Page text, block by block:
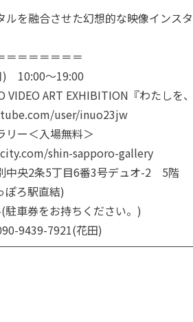
ルを融合させた幻想的な映像インス
＝＝＝＝＝＝＝
10:00～19:00
VIDEO ART EXHIBITION『わたしを
user/inuo23jw
リー＜入場無料＞
shin-sapporo-gallery
中央2条5丁目6番3号デュオ-2 5階
ぽろ駅直結)
駐車券をお持ちください。)
9439-7921(花田)